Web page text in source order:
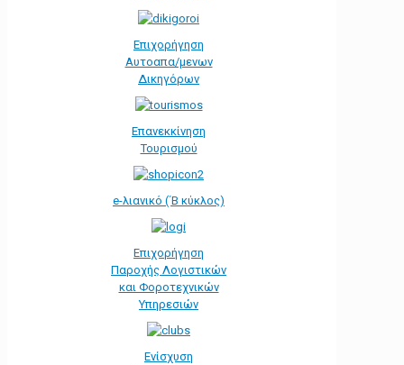
Επιχορήγηση
Αυτοαπα/μενων
Δικηγόρων
Επανεκκίνηση
Τουρισμού
e-λιανικό (΄Β κύκλος)
Επιχορήγηση
Παροχής Λογιστικών
και Φοροτεχνικών
Υπηρεσιών
Ενίσχυση